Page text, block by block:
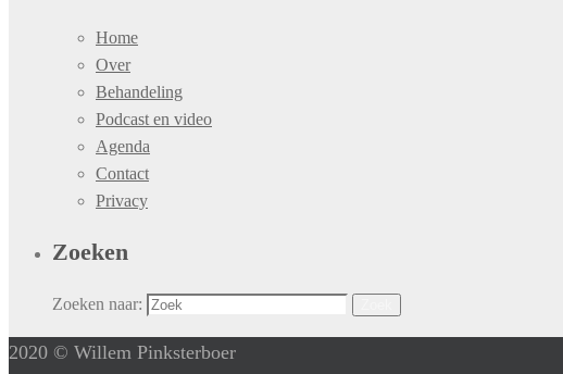
Home
Over
Behandeling
Podcast en video
Agenda
Contact
Privacy
Zoeken
Zoeken naar:
2020 © Willem Pinksterboer